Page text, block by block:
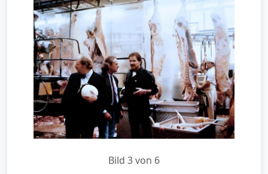
Bild 3 von 6